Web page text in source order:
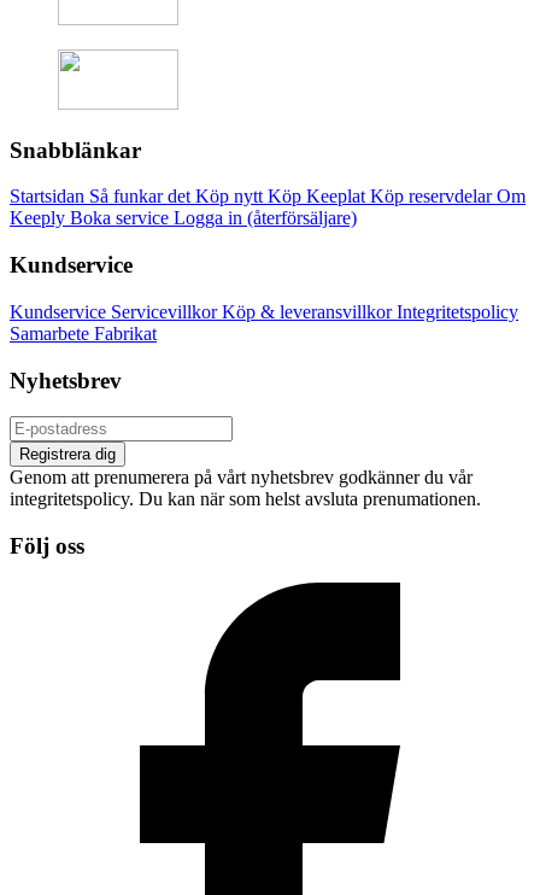
Snabblänkar
Startsidan Så funkar detKöp nyttKöp KeeplatKöp reservdelarOm
Keeply Boka service Logga in (återförsäljare)
Kundservice
Kundservice ServicevillkorKöp & leveransvillkorIntegritetspolicy
Samarbete Fabrikat
Nyhetsbrev
Registrera dig
Genom att prenumerera på vårt nyhetsbrev godkänner du vår
integritetspolicy. Du kan när som helst avsluta prenumationen.
Följ oss